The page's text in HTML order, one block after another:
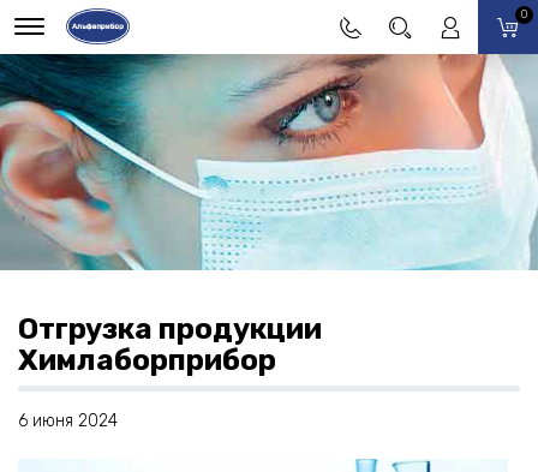
0
Отгрузка продукции
Химлаборприбор
6 июня 2024